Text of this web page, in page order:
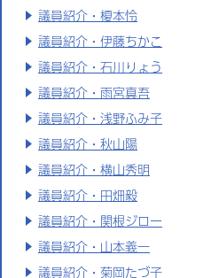
議員紹介・榎本怜
議員紹介・伊藤ちかこ
議員紹介・石川りょう
議員紹介・雨宮真吾
議員紹介・浅野ふみ子
議員紹介・秋山陽
議員紹介・横山秀明
議員紹介・田畑毅
議員紹介・関根ジロー
議員紹介・山本義一
議員紹介・菊岡たづ子